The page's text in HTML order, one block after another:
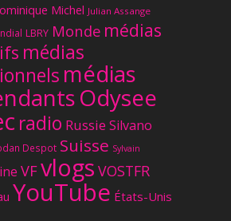
Michel Julian Assange
LBRY Monde médias
médias
médias
Odysee
radio Russie Silvano
Despot Suisse Sylvain
VFvlogs VOSTFR
YouTube États-Unis